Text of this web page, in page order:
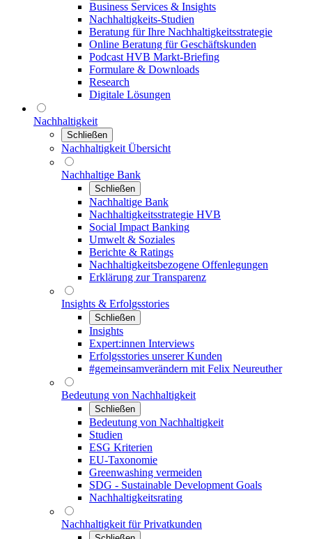
Business Services & Insights
Nachhaltigkeits-Studien
Beratung für Ihre Nachhaltigkeitsstrategie
Online Beratung für Geschäftskunden
Podcast HVB Markt-Briefing
Formulare & Downloads
Research
Digitale Lösungen
Nachhaltigkeit
Schließen
Nachhaltigkeit Übersicht
Nachhaltige Bank
Schließen
Nachhaltige Bank
Nachhaltigkeitsstrategie HVB
Social Impact Banking
Umwelt & Soziales
Berichte & Ratings
Nachhaltigkeitsbezogene Offenlegungen
Erklärung zur Transparenz
Insights & Erfolgsstories
Schließen
Insights
Expert:innen Interviews
Erfolgsstories unserer Kunden
#gemeinsamverändern mit Felix Neureuther
Bedeutung von Nachhaltigkeit
Schließen
Bedeutung von Nachhaltigkeit
Studien
ESG Kriterien
EU-Taxonomie
Greenwashing vermeiden
SDG - Sustainable Development Goals
Nachhaltigkeitsrating
Nachhaltigkeit für Privatkunden